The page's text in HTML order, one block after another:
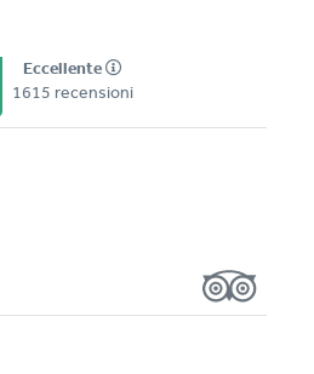
Eccellente
1615 recensioni